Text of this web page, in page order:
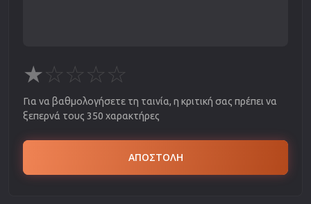
★☆☆☆☆
Για να βαθμολογήσετε τη ταινία, η κριτική σας πρέπει να
ξεπερνά τους 350 χαρακτήρες
ΑΠΟΣΤΟΛΗ